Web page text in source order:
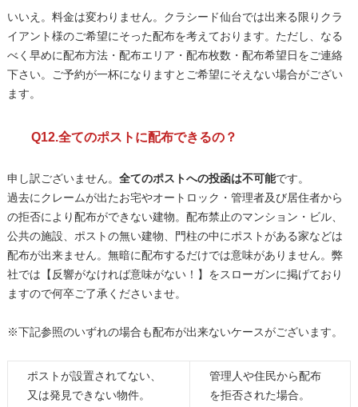
いいえ。料金は変わりません。クラシード仙台では出来る限りクラ
イアント様のご希望にそった配布を考えております。ただし、なる
べく早めに配布方法・配布エリア・配布枚数・配布希望日をご連絡
下さい。ご予約が一杯になりますとご希望にそえない場合がござい
ます。
Q12.全てのポストに配布できるの？
申し訳ございません。 全てのポストへの投函は不可能です。
過去にクレームが出たお宅やオートロック・管理者及び居住者から
の拒否により配布ができない建物。配布禁止のマンション・ビル、
公共の施設、ポストの無い建物、門柱の中にポストがある家などは
配布が出来ません。無暗に配布するだけでは意味がありません。弊
社では【反響がなければ意味がない！】をスローガンに掲げており
ますので何卒ご了承くださいませ。
※下記参照のいずれの場合も配布が出来ないケースがございます。
ポストが設置されてない、
又は発見できない物件。
管理人や住民から配布
を拒否された場合。